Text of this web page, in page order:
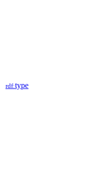
rdf:type